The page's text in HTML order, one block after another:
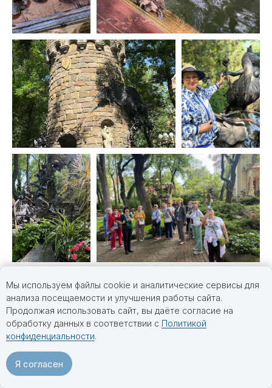
Мы используем файлы cookie и аналитические сервисы для
анализа посещаемости и улучшения работы сайта.
Продолжая использовать сайт, вы даёте согласие на
обработку данных в соответствии с Политикой
конфиденциальности.
Я согласен